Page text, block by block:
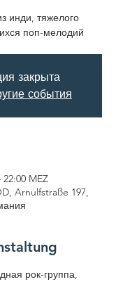
инди, тяжелого
поп-мелодий
закрыта
события
22:00 MEZ
Arnulfstraße 197,
рок-группа,